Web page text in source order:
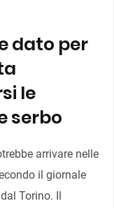
dato per
le
serbo
arrivare nelle
il giornale
Torino. Il